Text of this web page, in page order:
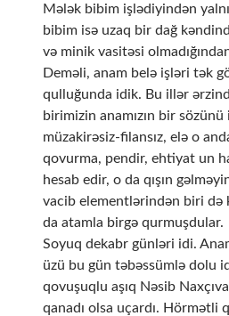
Mələk bibim işlədiyindən
bibim isə uzaq bir dağ
və minik vasitəsi
Deməli, anam belə işləri tək
qulluğunda idik. Bu illər
birimizin anamızın bir
müzakirəsiz-filansız, elə o
qovurma, pendir, ehtiyat un
hesab edir, o da qışın
vacib elementlərindən biri də
da atamla birgə qurmuşdular.
Soyuq dekabr günləri idi.
üzü bu gün təbəssümlə dolu
qovuşuqlu aşıq Nəsib
qanadı olsa uçardı. Hörmətli